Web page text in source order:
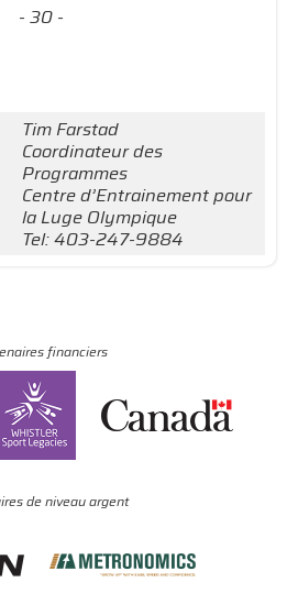
- 30 -
Tim Farstad
Coordinateur des
Programmes
Centre d’Entrainement pour
la Luge Olympique
Tel: 403-247-9884
financiers
de niveau argent